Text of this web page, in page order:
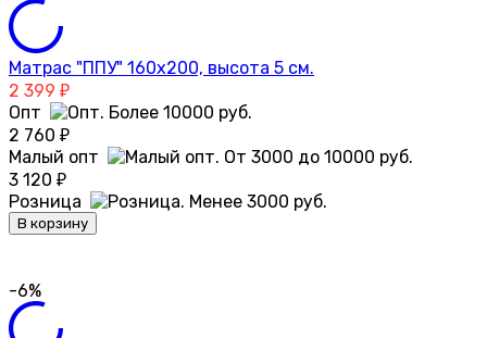
Матрас "ППУ" 160х200, высота 5 см.
2 399 ₽
Опт
2 760 ₽
Малый опт
3 120 ₽
Розница
В корзину
-6%